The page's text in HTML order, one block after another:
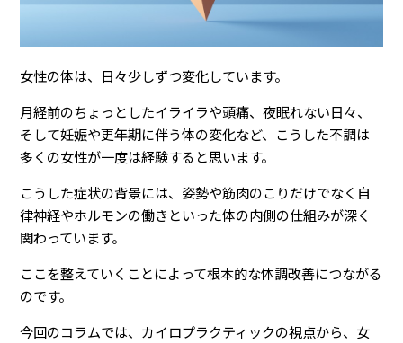
女性の体は、日々少しずつ変化しています。
月経前のちょっとしたイライラや頭痛、夜眠れない日々、
そして妊娠や更年期に伴う体の変化など、こうした不調は
多くの女性が一度は経験すると思います。
こうした症状の背景には、姿勢や筋肉のこりだけでなく自
律神経やホルモンの働きといった体の内側の仕組みが深く
関わっています。
ここを整えていくことによって根本的な体調改善につながる
のです。
今回のコラムでは、カイロプラクティックの視点から、女